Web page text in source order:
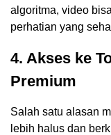
algoritma, video
perhatian yang
4. Akses ke
Premium
Salah satu alasan
lebih halus dan